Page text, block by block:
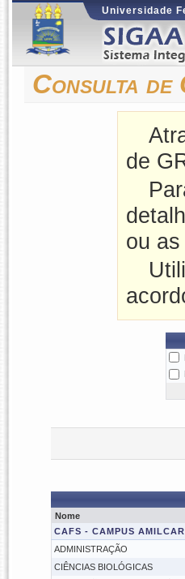
Universidade
Consulta
de
ou
Nome
CAFS - CAMPUS
ADMINISTRAÇÃO
CIÊNCIAS BIOLÓGICAS